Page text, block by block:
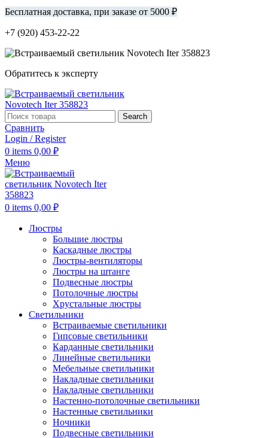
Бесплатная доставка, при заказе от 5000 ₽
+7 (920) 453-22-22
Обратитесь к эксперту
Search
Сравнить
Login / Register
0 items 0,00 ₽
Меню
0 items 0,00 ₽
Люстры
Большие люстры
Каскадные люстры
Люстры-вентиляторы
Люстры на штанге
Подвесные люстры
Потолочные люстры
Хрустальные люстры
Светильники
Встраиваемые светильники
Гипсовые светильники
Карданные светильники
Линейные светильники
Мебельные светильники
Накладные светильники
Накладные светильники
Настенно-потолочные светильники
Настенные светильники
Ночники
Подвесные светильники